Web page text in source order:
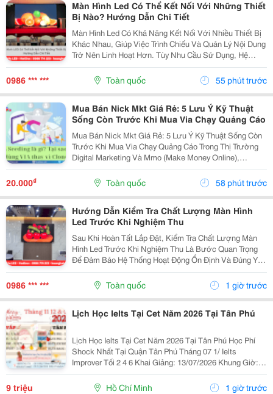
Màn Hình Led Có Thể Kết Nối Với Những Thiết
Bị Nào? Hướng Dẫn Chi Tiết
Màn Hình Led Có Khả Năng Kết Nối Với Nhiều Thiết Bị
Khác Nhau, Giúp Việc Trình Chiếu Và Quản Lý Nội Dung
Trở Nên Linh Hoạt Hơn. Tùy Nhu Cầu Sử Dụng, Hệ
Thống Có Thể Nhận Tín Hiệu Từ Máy Tính, Laptop,
Camera, Đầu Phát Hd/4K, Tv Box, Điện Thoại, Máy...
0986 *** *** Toàn quốc 55 phút trước
Mua Bán Nick Mkt Giá Rẻ: 5 Lưu Ý Kỹ Thuật
Sống Còn Trước Khi Mua Via Chạy Quảng Cáo
Mua Bán Nick Mkt Giá Rẻ: 5 Lưu Ý Kỹ Thuật Sống Còn
Trước Khi Mua Via Chạy Quảng Cáo Trong Thị Trường
Digital Marketing Và Mmo (Make Money Online),
Facebook Ads Vẫn Luôn Là Kênh Mang Lại Lượng
Khách Hàng Tiềm Năng Và Dòng Doanh Thu Đột Phá.
Để Vận...
20.000₫ Toàn quốc 58 phút trước
Hướng Dẫn Kiểm Tra Chất Lượng Màn Hình
Led Trước Khi Nghiệm Thu
Sau Khi Hoàn Tất Lắp Đặt, Kiểm Tra Chất Lượng Màn
Hình Led Trước Khi Nghiệm Thu Là Bước Quan Trọng
Để Đảm Bảo Hệ Thống Hoạt Động Ổn Định Và Đúng Yêu
Cầu Kỹ Thuật. Một Số Hạng Mục Cần Kiểm Tra Gồm:
Chất Lượng Hiển Thị, Độ Sáng, Màu Sắc, Độ Đồng
0986 *** *** Toàn quốc 1 giờ trước
Lịch Học Ielts Tại Cet Năm 2026 Tại Tân Phú
Lịch Học Ielts Tại Cet Năm 2026 Tại Tân Phú Học Phí
Shock Nhất Tại Quận Tân Phú Tháng 07 1/ Ielts
Improver Tối 2 4 6 Khai Giảng: 13/07/2026 Khung Giờ:
18:00 Đến 21:00 Học Phí Ưu Đãi 5% Khi Đăng Ký 2/ Ielts
Basic Tối 3 5 7 Khai...
9 triệu Hồ Chí Minh 1 giờ trước